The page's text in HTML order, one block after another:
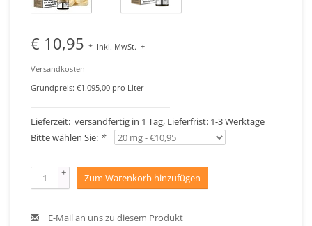
€ 10,95 * Inkl. MwSt. +
Versandkosten
Grundpreis: €1.095,00 pro Liter
Lieferzeit: versandfertig in 1 Tag, Lieferfrist: 1-3 Werktage
Bitte wählen Sie: *
+
- Zum Warenkorb hinzufügen
E-Mail an uns zu diesem Produkt